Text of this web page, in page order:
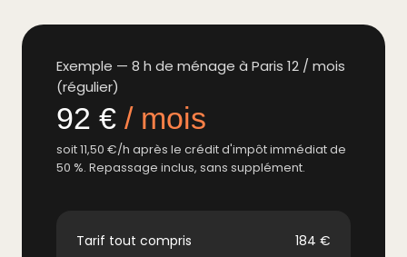
Exemple — 8 h de ménage à Paris 12 / mois
(régulier)
92 € / mois
soit 11,50 €/h après le crédit d'impôt immédiat de
50 %. Repassage inclus, sans supplément.
Tarif tout compris
184 €